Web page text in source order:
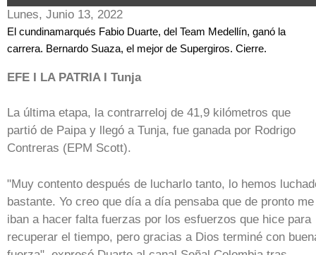
Lunes, Junio 13, 2022
El cundinamarqués Fabio Duarte, del Team Medellín, ganó la
carrera. Bernardo Suaza, el mejor de Supergiros. Cierre.
EFE I LA PATRIA I Tunja
La última etapa, la contrarreloj de 41,9 kilómetros que
partió de Paipa y llegó a Tunja, fue ganada por Rodrigo
Contreras (EPM Scott).
"Muy contento después de lucharlo tanto, lo hemos
bastante. Yo creo que día a día pensaba que de pronto me
iban a hacer falta fuerzas por los esfuerzos que hice para
recuperar el tiempo, pero gracias a Dios terminé con